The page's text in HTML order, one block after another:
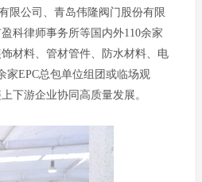
限公司、青岛伟隆阀门股份有限
科律师事务所等国内外110余家
材料、管材管件、防水材料、电
家EPC总包单位组团或临场观
下游企业协同高质量发展。